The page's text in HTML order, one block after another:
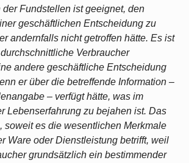
der Fundstellen ist geeignet, den
geschäftlichen Entscheidung zu
andernfalls nicht getroffen hätte. Es ist
Verbraucher
andere geschäftliche Entscheidung
er über die betreffende Information –
– verfügt hätte, was im
Lebenserfahrung zu bejahen ist. Das
soweit es die wesentlichen Merkmale
Ware oder Dienstleistung betrifft, weil
grundsätzlich ein bestimmender